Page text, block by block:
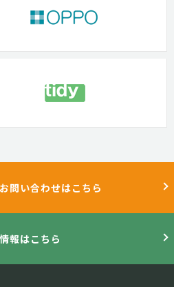
問い合わせはこちら
報はこちら